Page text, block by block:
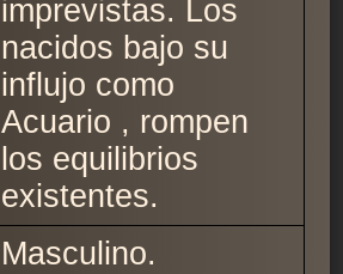
imprevistas. Los
nacidos bajo su
influjo como
Acuario , rompen
los equilibrios
existentes.
Masculino.